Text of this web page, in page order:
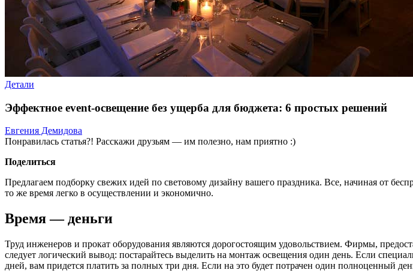
Детали
Эффектное event-освещение без ущерба для бюджета: 6 простых решений
Евгения Демидова
Понравилась статья?! Расскажи друзьям — им полезно, нам приятно :)
Поделиться
Предлагаем подборку свежих идей по световому дизайну вашего праздника. Все, начиная от
то же время легко в осуществлении и экономично.
Время — деньги
Труд инженеров и прокат оборудования являются дорогостоящим удовольствием. Фирмы,
следует логический вывод: постарайтесь выделить на монтаж освещения один день. Если
дней, вам придется платить за полных три дня. Если на это будет потрачен один полноценный